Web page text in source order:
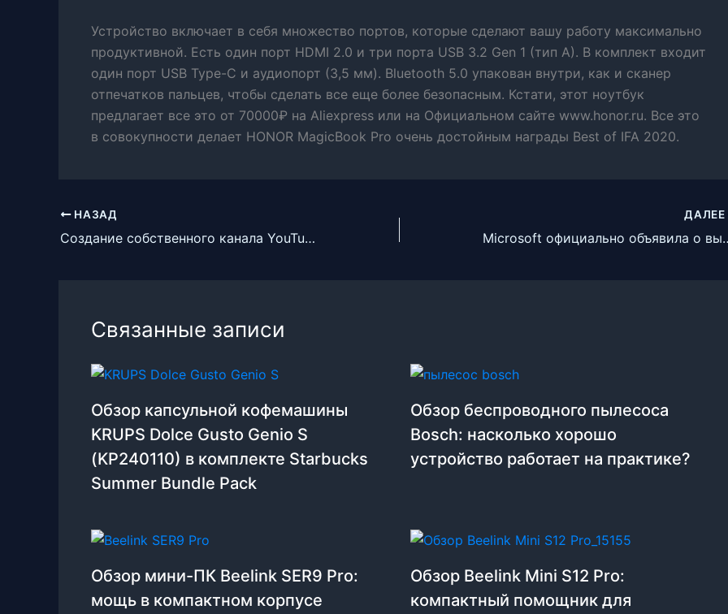
Устройство включает в себя множество портов, которые сделают вашу работу максимально
продуктивной. Есть один порт HDMI 2.0 и три порта USB 3.2 Gen 1 (тип A). В комплект входит
один порт USB Type-C и аудиопорт (3,5 мм). Bluetooth 5.0 упакован внутри, как и сканер
отпечатков пальцев, чтобы сделать все еще более безопасным. Кстати, этот ноутбук
предлагает все это от 70000₽ на Aliexpress или на Официальном сайте www.honor.ru. Все это
в совокупности делает HONOR MagicBook Pro очень достойным награды Best of IFA 2020.
НАЗАД
Создание собственного канала YouTube с нуля
ДАЛЕЕ
Microsoft
Связанные записи
Обзор капсульной кофемашины
KRUPS Dolce Gusto Genio S
(KP240110) в комплекте Starbucks
Summer Bundle Pack
Обзор беспроводного пылесоса
Bosch: насколько хорошо
устройство работает на практике?
Обзор мини-ПК Beelink SER9 Pro:
мощь в компактном корпусе
Обзор Beelink Mini S12 Pro:
компактный помощник для